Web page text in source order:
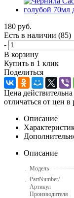
180 руб.
Есть в наличии (85)
-
В корзину
Купить в 1 клик
Поделиться
Цена
отличаться от цен
Описание
Описание
Модель
PartNumber/
Артикул
Производителя